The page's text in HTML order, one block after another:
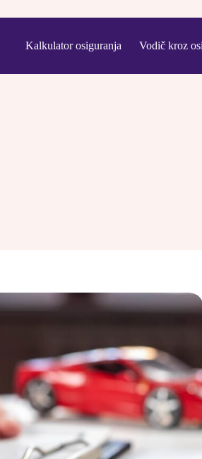
Kalkulator osiguranja Vodič kroz